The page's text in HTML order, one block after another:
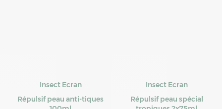
Insect Ecran
Répulsif peau anti-tiques
Insect Ecran
Répulsif peau spécial